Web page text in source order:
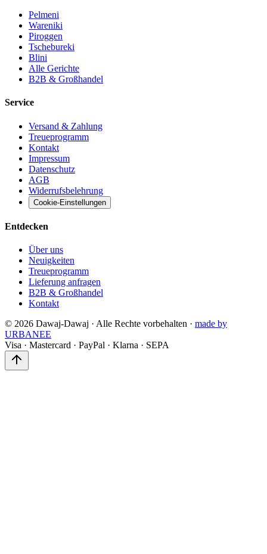
Pelmeni
Wareniki
Piroggen
Tschebureki
Blini
Alle Gerichte
B2B & Großhandel
Service
Versand & Zahlung
Treueprogramm
Kontakt
Impressum
Datenschutz
AGB
Widerrufsbelehrung
Cookie-Einstellungen
Entdecken
Über uns
Neuigkeiten
Treueprogramm
Lieferung anfragen
B2B & Großhandel
Kontakt
© 2026 Dawaj-Dawaj · Alle Rechte vorbehalten · made by
URBANEE
Visa · Mastercard · PayPal · Klarna · SEPA